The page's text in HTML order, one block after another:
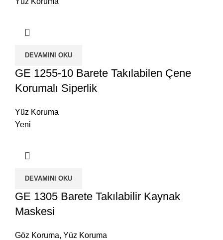
DEVAMINI OKU
GE 1255-10 Barete Takılabilen Çene
Korumalı Siperlik
Yüz Koruma
Yeni
DEVAMINI OKU
GE 1305 Barete Takılabilir Kaynak
Maskesi
Göz Koruma, Yüz Koruma